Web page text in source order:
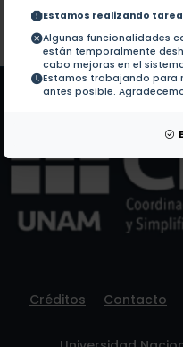
Estamos realizando
Algunas funcionalidades
están temporalmente
cabo mejoras en el
Estamos trabajando para
antes posible.
Colaboraciones en Tesis:
Patentes: No hay
Créditos Contacto